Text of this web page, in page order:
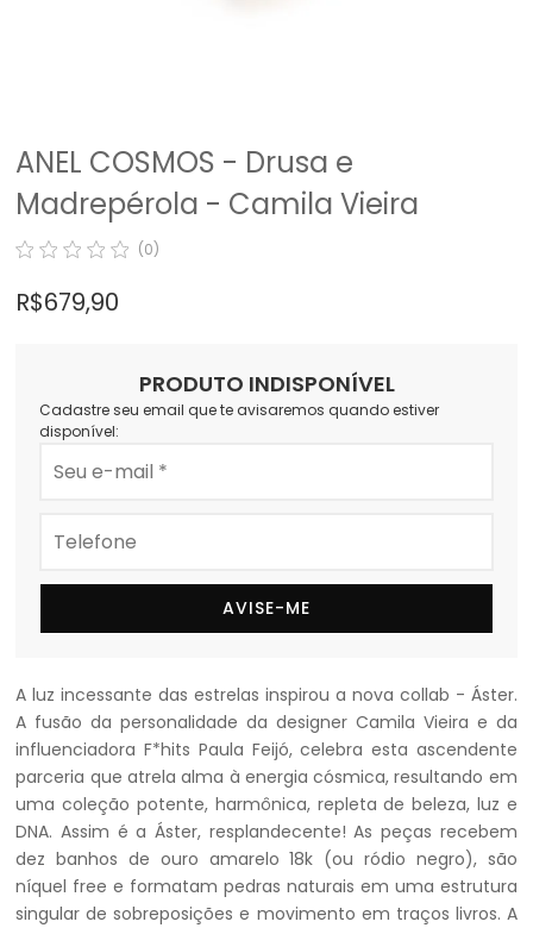
ANEL COSMOS - Drusa e
Madrepérola - Camila Vieira
(0)
R$ 679,90
PRODUTO INDISPONÍVEL
Cadastre seu email que te avisaremos quando estiver
disponível:
AVISE-ME
A luz incessante das estrelas inspirou a nova collab - Áster.
A fusão da personalidade da designer Camila Vieira e da
influenciadora F*hits Paula Feijó, celebra esta ascendente
parceria que atrela alma à energia cósmica, resultando em
uma coleção potente, harmônica, repleta de beleza, luz e
DNA. Assim é a Áster, resplandecente! As peças recebem
dez banhos de ouro amarelo 18k (ou ródio negro), são
níquel free e formatam pedras naturais em uma estrutura
singular de sobreposições e movimento em traços livros. A